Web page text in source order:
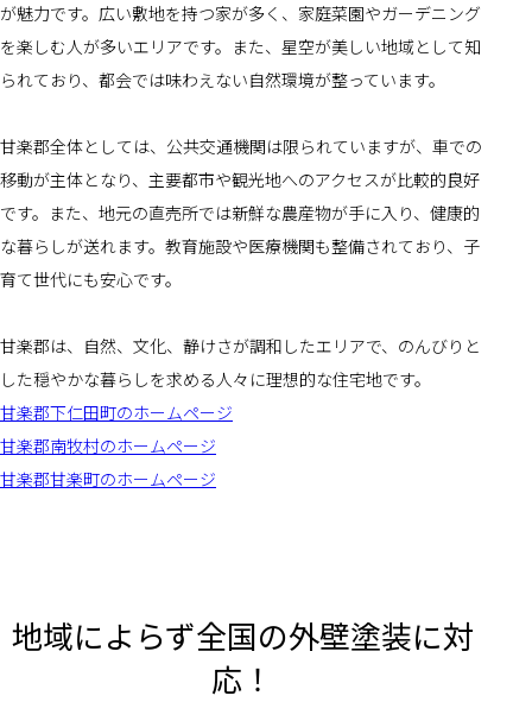
が魅力です。広い敷地を持つ家が多く、家庭菜園やガーデニング
を楽しむ人が多いエリアです。また、星空が美しい地域として知
られており、都会では味わえない自然環境が整っています。
甘楽郡全体としては、公共交通機関は限られていますが、車での
移動が主体となり、主要都市や観光地へのアクセスが比較的良好
です。また、地元の直売所では新鮮な農産物が手に入り、健康的
な暮らしが送れます。教育施設や医療機関も整備されており、子
育て世代にも安心です。
甘楽郡は、自然、文化、静けさが調和したエリアで、のんびりと
した穏やかな暮らしを求める人々に理想的な住宅地です。
甘楽郡下仁田町のホームページ
甘楽郡南牧村のホームページ
甘楽郡甘楽町のホームページ
地域によらず全国の外壁塗装に対
応！